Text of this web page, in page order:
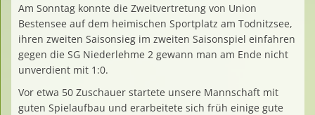
Kalender
Am Sonntag konnte die Zweitvertretung von Union
Bestensee auf dem heimischen Sportplatz am Todnitzsee,
ihren zweiten Saisonsieg im zweiten Saisonspiel einfahren
gegen die SG Niederlehme 2 gewann man am Ende nicht
unverdient mit 1:0.
Vor etwa 50 Zuschauer startete unsere Mannschaft mit
guten Spielaufbau und erarbeitete sich früh einige gute